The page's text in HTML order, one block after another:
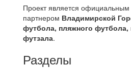
Проект является
партнером Владимирской
футбола, пляжного
футзала.
Разделы